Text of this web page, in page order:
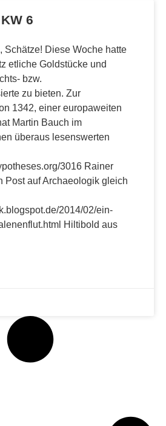
6
Schätze! Diese Woche hatte
etliche Goldstücke und
bzw.
zu bieten. Zur
1342, einer europaweiten
Martin Bauch im
überaus lesenswerten
3016 Rainer
Post auf Archaeologik gleich
2014/02/ein-
Hiltibold aus